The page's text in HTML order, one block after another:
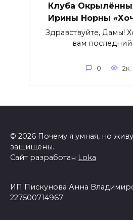
Клуба
Ирины Норны
Здравствуйте, Дамы!
вам
0 2к.
© 2026 Почему я умная, но
защищены.
Сайт разработан Loka
ИП Пискунова Анна
227500714967